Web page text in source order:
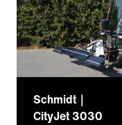
Schmidt｜
CityJet 3030